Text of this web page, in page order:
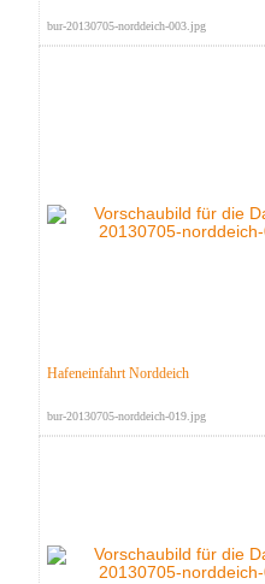
bur-20130705-norddeich-003.jpg
Hafeneinfahrt Norddeich
bur-20130705-norddeich-019.jpg